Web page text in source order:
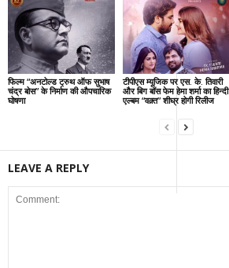
फिल्म “अनटोल्ड ट्रुथ ऑफ सुभाष
चंद्र बोस” के निर्माण की औपचारिक
घोषणा
टीपीएस म्यूजिक पर एस. के. तिवारी
और बिग बॉस फेम हेमा शर्मा का हिन्दी
एल्बम “वक़्त” शीघ्र होगी रिलीज
LEAVE A REPLY